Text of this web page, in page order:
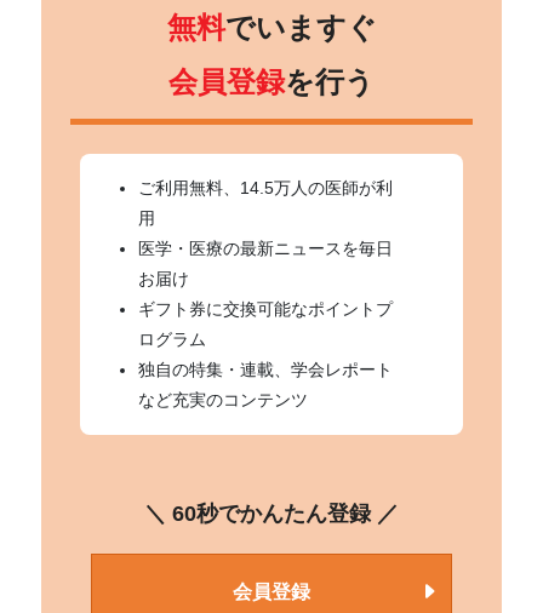
無料でいますぐ
会員登録を行う
ご利用無料、14.5万人の医師が利
用
医学・医療の最新ニュースを毎日
お届け
ギフト券に交換可能なポイントプ
ログラム
独自の特集・連載、学会レポート
など充実のコンテンツ
＼ 60秒でかんたん登録 ／
会員登録